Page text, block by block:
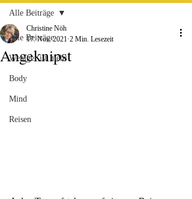
Alle Beiträge
Weniger ist mehr
Body
Mind
Reisen
Alle Beiträge
Angeknipst
Christine Nöh
17. Nov. 2021 2 Min. Lesezeit